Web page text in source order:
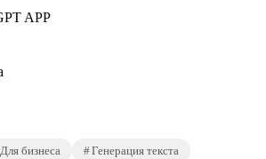
APP
Для бизнеса
Генерация текста